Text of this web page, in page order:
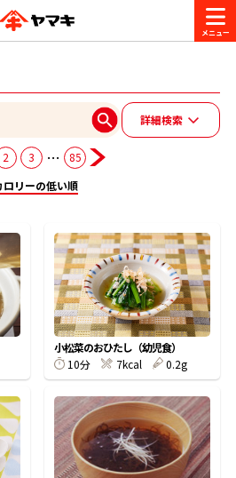
ヤマキ 割烹白だし
知る
詳細検索
2 3 …
85
ロリーの低い順
小松菜のおひたし（幼児食）
10分
7kcal 0.2g